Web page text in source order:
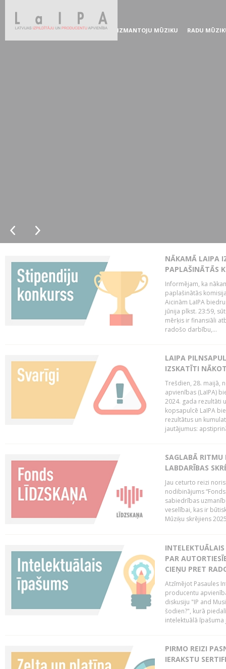
IZMANTOJU MŪZIKU RADU
NĀKAMĀ LAIPA
PAPLAŠINĀTĀS
Informējam, ka
paplašinātās
Aicinām LaIPA
jūnija plkst. 23:59,
mērķis ir finansiāli
radošo darbību,...
LAIPA
IZSKATĪTI
Trešdien, 28. maijā,
apvienības (LaIPA)
2024. gada rezultāti
kopsapulcē LaIPA
rezultātus un
jautājumus:
SAGLABĀ RITMU
LABDARĪBAS
Jau ceturto reizi
nodibinājums
sabiedrības
veselībai, kas ir
Mūziķu skrējiens
PAR
CIEŅU PRET
Atzīmējot Pasaules
producentu
diskusiju "IP and
šodien?", kurā
intelektuālā
PIRMO REIZI
IERAKSTU